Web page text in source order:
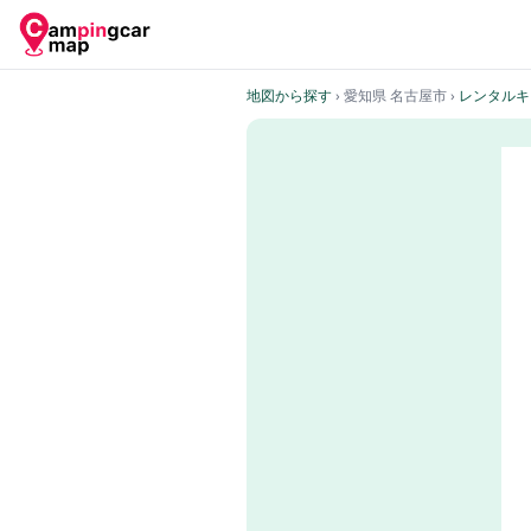
地図から探す› 愛知県 名古屋市› レンタル